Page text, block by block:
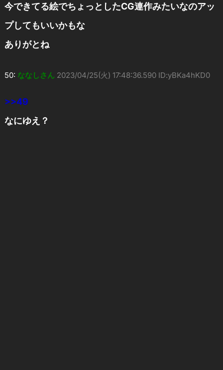
今できてる絵でちょっとしたCG連作みたいなのアッ
プしてもいいかもな
ありがとね
50: ななしさん 2023/04/25(火) 17:48:36.590 ID:yBKa4hKD0
>>49
なにゆえ？